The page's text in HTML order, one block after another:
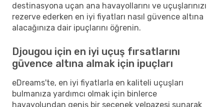
destinasyona uçan ana havayollarını ve uçuşlarınızı
rezerve ederken en iyi fiyatları nasıl güvence altına
alacağınıza dair ipuçlarını öğrenin.
Djougou için en iyi uçuş fırsatlarını
güvence altına almak için ipuçları
eDreams'te, en iyi fiyatlarla en kaliteli uçuşları
bulmanıza yardımcı olmak için binlerce
havayolundan geniş bir seçenek yelpazesi sunarak